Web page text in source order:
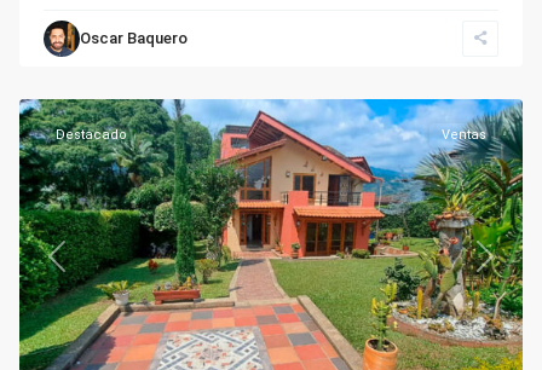
Oscar Baquero
Previous Next
Destacado Ventas